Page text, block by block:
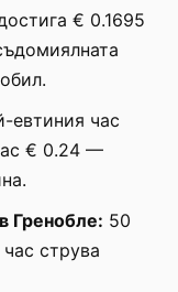
€ 0.1695
евтиния час
€ 0.24 —
Гренобле: 50
струва